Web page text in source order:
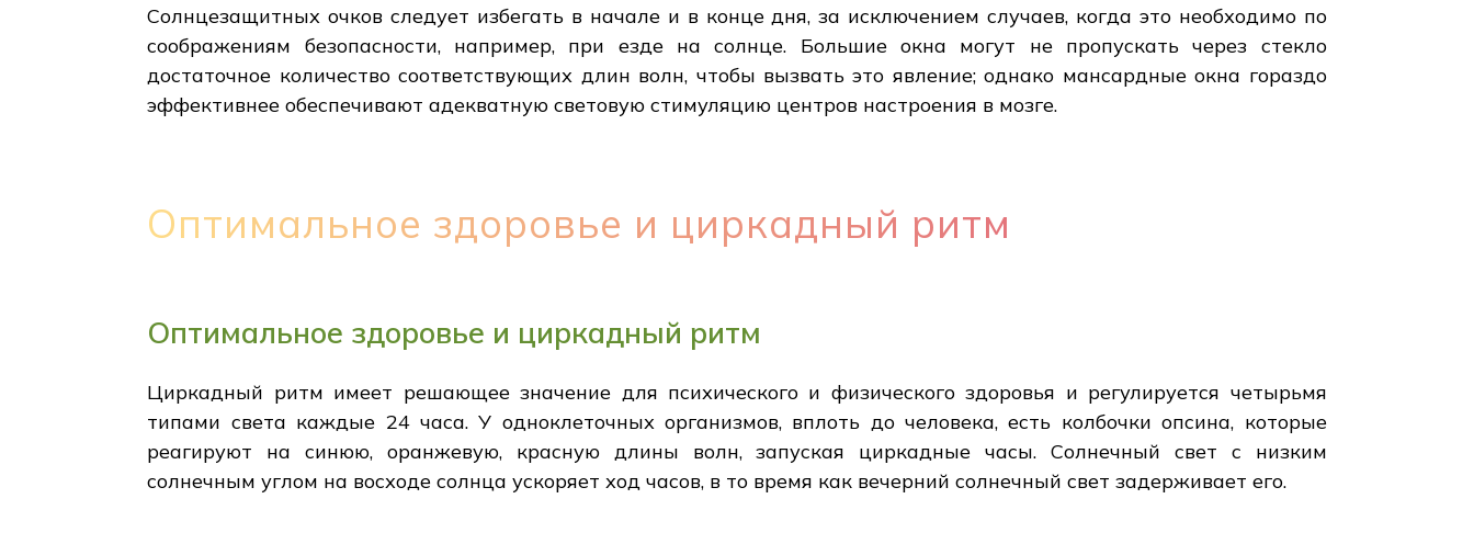
Солнцезащитных очков следует избегать в начале и в конце дня, за исключением случаев, когда это необходимо по
соображениям безопасности, например, при езде на солнце. Большие окна могут не пропускать через стекло
достаточное количество соответствующих длин волн, чтобы вызвать это явление; однако мансардные окна гораздо
эффективнее обеспечивают адекватную световую стимуляцию центров настроения в мозге.
Оптимальное здоровье и циркадный ритм
Оптимальное здоровье и циркадный ритм
Циркадный ритм имеет решающее значение для психического и физического здоровья и регулируется четырьмя
типами света каждые 24 часа. У одноклеточных организмов, вплоть до человека, есть колбочки опсина, которые
реагируют на синюю, оранжевую, красную длины волн, запуская циркадные часы. Солнечный свет с низким
солнечным углом на восходе солнца ускоряет ход часов, в то время как вечерний солнечный свет задерживает его.